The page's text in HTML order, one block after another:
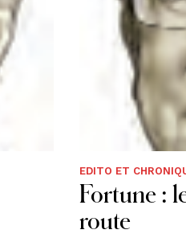
EDITO ET
Fortune :
route